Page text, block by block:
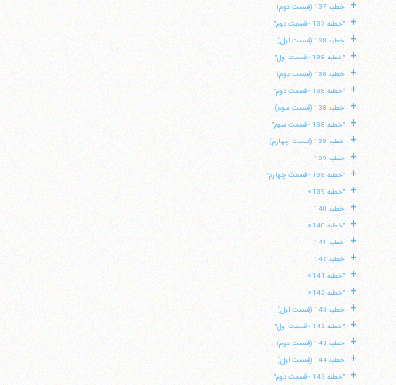
+ خطبه 137 (قسمت دوم)
+ "خطبه 137 - قسمت دوم"
+ خطبه 138 (قسمت اول)
+ "خطبه 138 - قسمت اول"
+ خطبه 138 (قسمت دوم)
+ "خطبه 138 - قسمت دوم"
+ خطبه 138 (قسمت سوم)
+ "خطبه 138 - قسمت سوم"
+ خطبه 138 (قسمت چهارم)
+ خطبه 139
+ "خطبه 138 - قسمت چهارم"
+ "خطبه 139»
+ خطبه 140
+ "خطبه 140»
+ خطبه 141
+ خطبه 142
+ "خطبه 141»
+ "خطبه 142»
+ خطبه 143 (قسمت اول)
+ "خطبه 143 - قسمت اول"
+ خطبه 143 (قسمت دوم)
+ خطبه 144 (قسمت اول)
+ "خطبه 143 - قسمت دوم"